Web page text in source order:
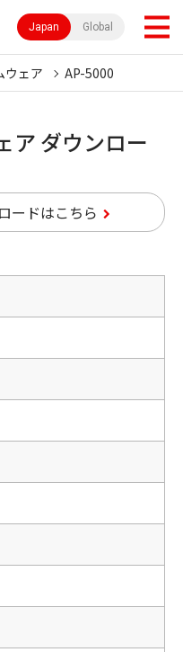
Japan Global
ウェア AP-5000
ア ダウンロー
ードはこちら